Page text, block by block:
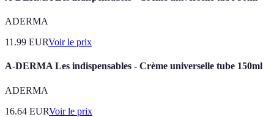
ADERMA
11.99 EURVoir le prix
A-DERMA Les indispensables - Crème universelle tube 150ml
ADERMA
16.64 EURVoir le prix